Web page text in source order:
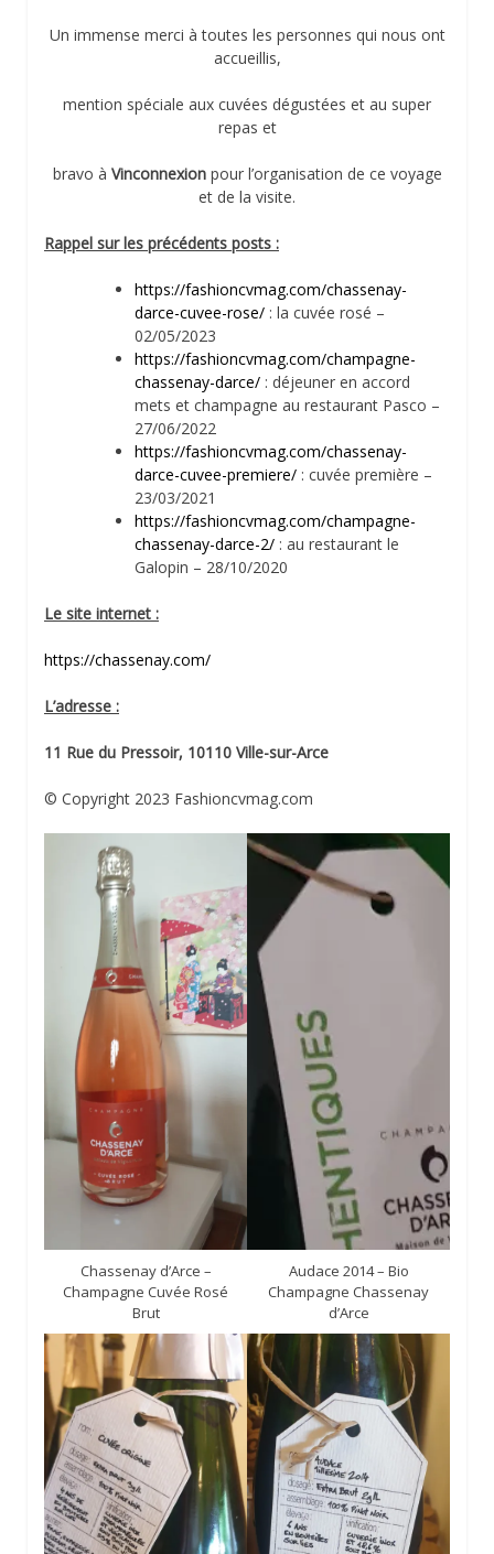
Un immense merci à toutes les personnes qui nous ont
accueillis,
mention spéciale aux cuvées dégustées et au super
repas et
bravo à Vinconnexion pour l’organisation de ce voyage
et de la visite.
Rappel sur les précédents posts :
https://fashioncvmag.com/chassenay-
darce-cuvee-rose/ : la cuvée rosé –
02/05/2023
https://fashioncvmag.com/champagne-
chassenay-darce/ : déjeuner en accord
mets et champagne au restaurant Pasco –
27/06/2022
https://fashioncvmag.com/chassenay-
darce-cuvee-premiere/ : cuvée première –
23/03/2021
https://fashioncvmag.com/champagne-
chassenay-darce-2/ : au restaurant le
Galopin – 28/10/2020
Le site internet :
https://chassenay.com/
L’adresse :
11 Rue du Pressoir, 10110 Ville-sur-Arce
© Copyright 2023 Fashioncvmag.com
Chassenay d’Arce –
Champagne Cuvée Rosé
Brut
Audace 2014 – Bio
Champagne Chassenay
d’Arce